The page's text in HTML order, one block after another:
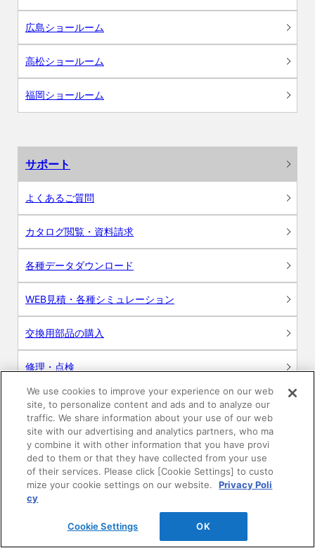
広島ショールーム
高松ショールーム
福岡ショールーム
サポート
よくあるご質問
カタログ閲覧・資料請求
各種データダウンロード
WEB見積・各種シミュレーション
交換用部品の購入
修理・点検
お問い合わせ
ログイン
建築・設計関係者様向けサイト
ユーザー登録サービス
WEB見積システム
We use cookies to improve your experience on our web
site, to personalize content and ads and to analyze our
traffic. We share information about your use of our web
site with our advertising and analytics partners, who ma
y combine it with other information that you have provi
ded to them or that they have collected from your use
of their services. Please click [Cookie Settings] to custo
mize your cookie settings on our website.
Privacy Poli
cy
Cookie Settings OK